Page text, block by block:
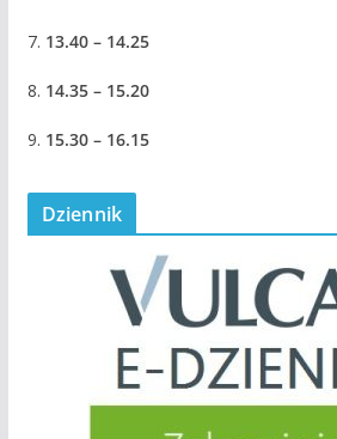
7. 13.40 – 14.25
8. 14.35 – 15.20
9. 15.30 – 16.15
Dziennik